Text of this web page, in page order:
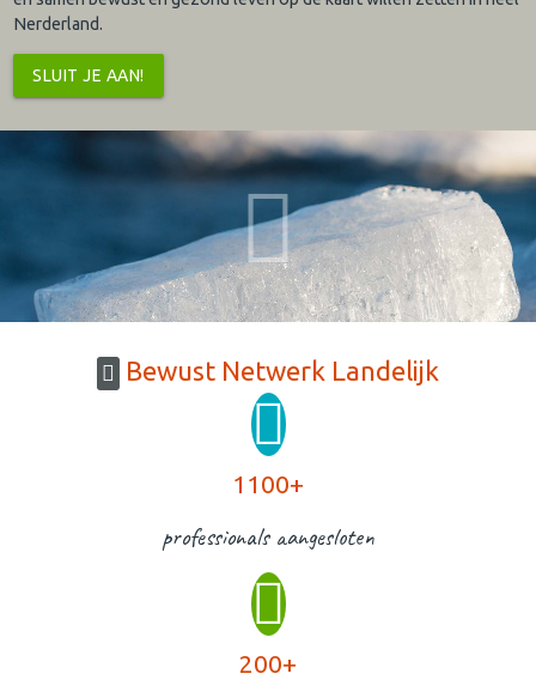
Nerderland.
SLUIT JE AAN!
Bewust Netwerk Landelijk
1100+
professionals aangesloten
200+